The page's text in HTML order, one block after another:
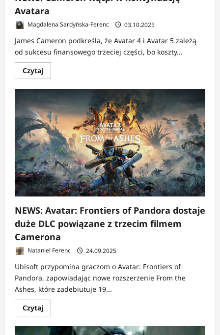
Avatara
Magdalena Sardyńska-Ferenc 03.10.2025
James Cameron podkreśla, że Avatar 4 i Avatar 5 zależą
od sukcesu finansowego trzeciej części, bo koszty...
CzytajDowiedz
się
o
NEWS:
Cameron
wątpi
w
kontynuację
Avatara
NEWS: Avatar: Frontiers of Pandora dostaje
duże DLC powiązane z trzecim filmem
Camerona
Nataniel Ferenc 24.09.2025
Ubisoft przypomina graczom o Avatar: Frontiers of
Pandora, zapowiadając nowe rozszerzenie From the
Ashes, które zadebiutuje 19...
CzytajDowiedz
się
o